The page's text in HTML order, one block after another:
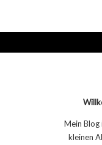
Mein Blog
kleinen